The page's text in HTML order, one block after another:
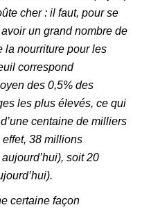
cher : il faut, pour se
un grand nombre de
nourriture pour les
correspond
des 0,5% des
les plus élevés, ce qui
centaine de milliers
effet, 38 millions
soit 20
certaine façon